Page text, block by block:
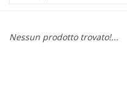
Nessun prodotto trovato!...